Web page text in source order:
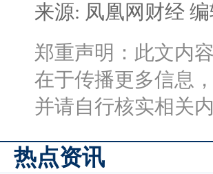
来源: 凤凰网财经
郑重声明：此文内
在于传播更多信息
并请自行核实相关内
热点资讯